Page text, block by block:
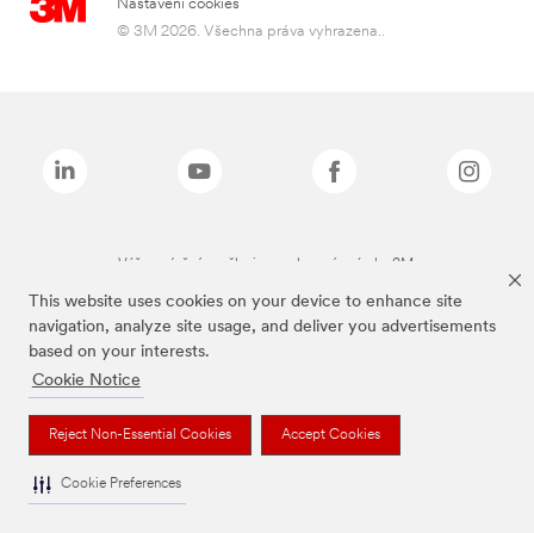
This website uses cookies on your device to enhance site
navigation, analyze site usage, and deliver you advertisements
based on your interests.
Cookie Notice
Reject Non-Essential Cookies Accept Cookies
Cookie Preferences
Nastavení cookies
© 3M 2026. Všechna práva vyhrazena..
Výše zmíněné značky jsou ochranné známky 3M.